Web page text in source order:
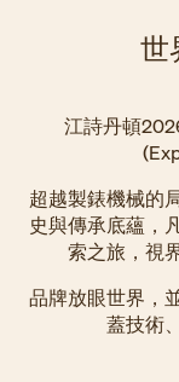
世
江詩丹頓
超越製錶機械的
史與傳承底蘊，
索之旅，視
品牌放眼世界，
蓋技術